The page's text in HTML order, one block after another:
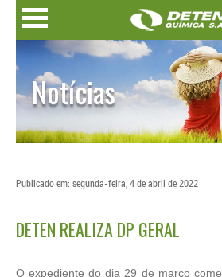
Notícias
Publicado em: segunda-feira, 4 de abril de 2022
DETEN REALIZA DP GERAL
O expediente do dia 29 de março